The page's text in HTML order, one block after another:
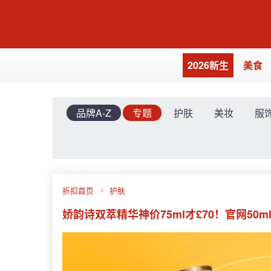
2026新生 美食
品牌A-Z 专题 护肤 美妆 服
折扣首页 护肤
娇韵诗双萃精华神价75ml才£70！官网